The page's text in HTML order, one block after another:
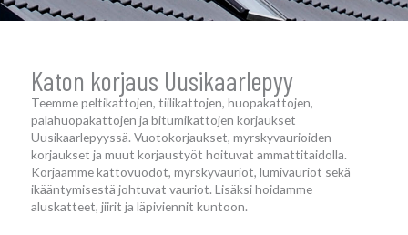
Katon korjaus Uusikaarlepyy
Teemme peltikattojen, tiilikattojen, huopakattojen,
palahuopakattojen ja bitumikattojen korjaukset
Uusikaarlepyyssä. Vuotokorjaukset, myrskyvaurioiden
korjaukset ja muut korjaustyöt hoituvat ammattitaidolla.
Korjaamme kattovuodot, myrskyvauriot, lumivauriot sekä
ikääntymisestä johtuvat vauriot. Lisäksi hoidamme
aluskatteet, jiirit ja läpiviennit kuntoon.